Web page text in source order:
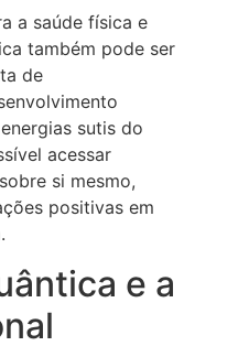
a saúde física e
também pode ser
de
sutis do
acessar
si mesmo,
positivas em
e a